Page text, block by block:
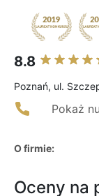
8.8
Poznań, ul.
Pokaż
O firmie:
Oceny na